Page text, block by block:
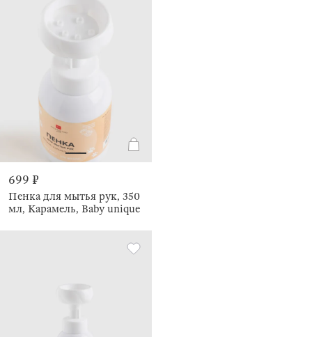
699 ₽
Пенка для мытья рук, 350
мл, Карамель, Baby unique